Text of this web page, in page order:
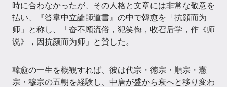
時に合わなかったが、その人格と文章には非常な敬意を
払い、『答韋中立論師道書』の中で韓愈を「抗顔而为
师」と称し、「奋不顾流俗，犯笑侮，收召后学，作《师
说》，因抗颜而为师」と賛した。
韓愈の一生を概観すれば、彼は代宗・徳宗・順宗・憲
宗・穆宗の五朝を経験し、中唐が盛から衰へと移り変わ